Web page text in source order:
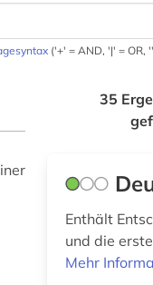
('+' = AND, '|' = OR,
35
Enthält
und die
Mehr